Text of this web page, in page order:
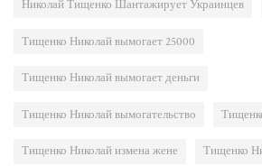
Николай Тищенко Шантажирует Украинцев
Тищенко Николай вымогает 25000
Тищенко Николай вымогает деньги
Тищенко Николай вымогательство
Тищенко Николай измена жене Тищенко